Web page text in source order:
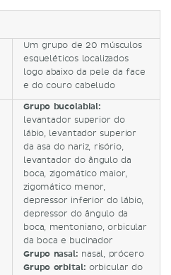
Um grupo de 20 músculos
esqueléticos localizados
logo abaixo da pele da face
e do couro cabeludo
Grupo bucolabial:
levantador superior do
lábio, levantador superior
da asa do nariz, risório,
levantador do ângulo da
boca, zigomático maior,
zigomático menor,
depressor inferior do lábio,
depressor do ângulo da
boca, mentoniano, orbicular
da boca e bucinador
Grupo nasal: nasal, prócero
Grupo orbital: orbicular do